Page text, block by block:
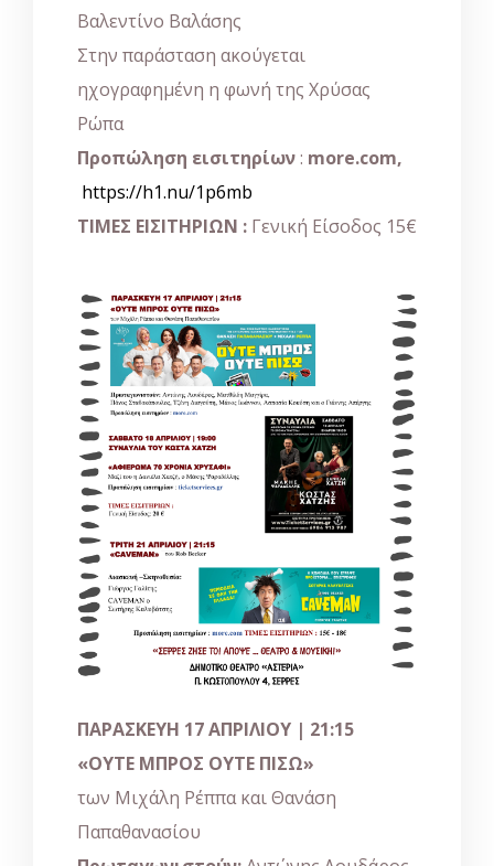
Βαλεντίνο Βαλάσης
Στην παράσταση ακούγεται
ηχογραφημένη η φωνή της Χρύσας
Ρώπα
Προπώληση εισιτηρίων: more.com,
https://h1.nu/1p6mb
ΤΙΜΕΣ ΕΙΣΙΤΗΡΙΩΝ : Γενική Είσοδος 15€
ΠΑΡΑΣΚΕΥΗ 17 ΑΠΡΙΛΙΟΥ | 21:15
«ΟΥΤΕ ΜΠΡΟΣ ΟΥΤΕ ΠΙΣΩ»
των Μιχάλη Ρέππα και Θανάση
Παπαθανασίου